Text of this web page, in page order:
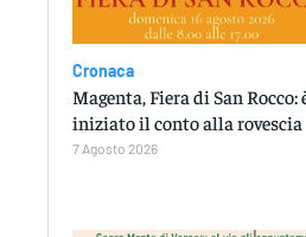
Cronaca
Magenta, Fiera di San Rocco:
iniziato il conto alla rovescia
7 Agosto 2026